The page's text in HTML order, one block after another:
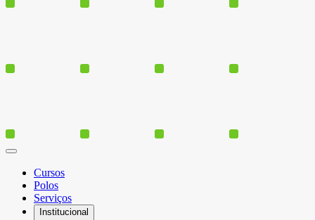
Cursos
Polos
Serviços
Institucional